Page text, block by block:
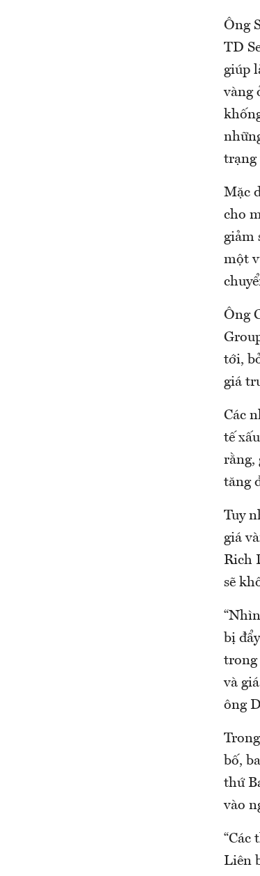
Ông
TD
giúp
vàng
trạng
Mặc
cho
giảm
một
Ông
tới,
giá
Các
tế
rằng,
tăng
Tuy
giá
Rich
sẽ
bị
trong
và
ông
bố,
thứ
vào
“Các
Liên